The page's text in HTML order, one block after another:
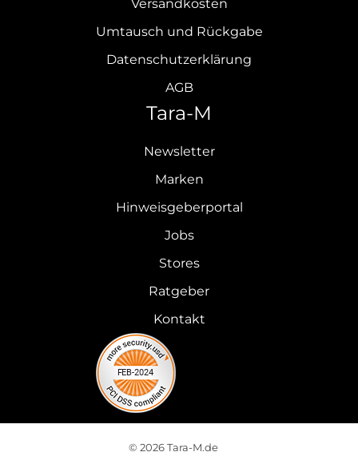
Versandkosten
Umtausch und Rückgabe
Datenschutzerklärung
AGB
Tara-M
Newsletter
Marken
Hinweisgeberportal
Jobs
Stores
Ratgeber
Kontakt
© 2026 Tara-M.de